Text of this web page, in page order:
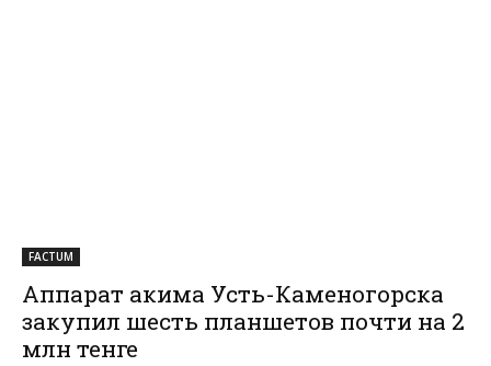
FACTUM
Аппарат акима Усть-Каменогорска
закупил шесть планшетов почти на 2
млн тенге